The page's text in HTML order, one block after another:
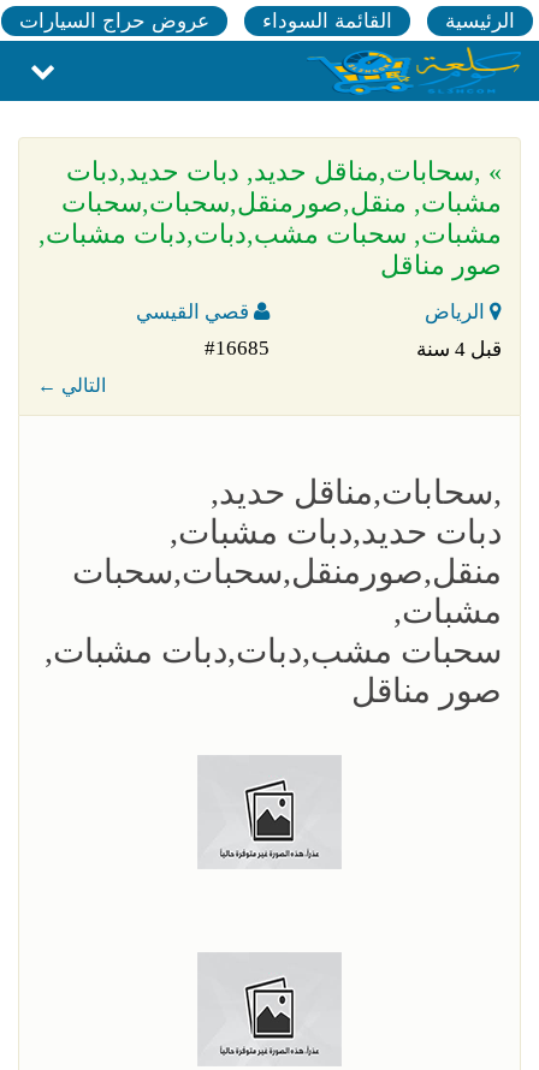
الرئيسية القائمة السوداء عروض حراج السيارات
» ,سحابات,مناقل حديد, دبات حديد,دبات
مشبات, منقل,صورمنقل,سحبات,سحبات
مشبات, سحبات مشب,دبات,دبات مشبات,
صور مناقل
الرياض
قصي القيسي
قبل 4 سنة
#16685
← التالي
,سحابات,مناقل حديد,
دبات حديد,دبات مشبات,
منقل,صورمنقل,سحبات,سحبات
مشبات,
سحبات مشب,دبات,دبات مشبات,
صور مناقل